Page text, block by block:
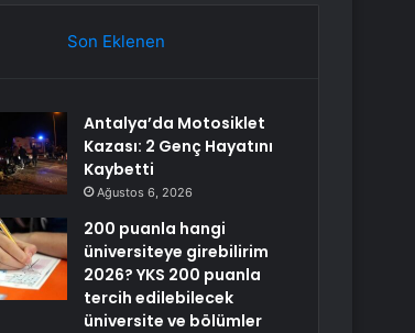
Son Eklenen
Antalya’da Motosiklet
Kazası: 2 Genç Hayatını
Kaybetti
Ağustos 6, 2026
200 puanla hangi
üniversiteye girebilirim
2026? YKS 200 puanla
tercih edilebilecek
üniversite ve bölümler